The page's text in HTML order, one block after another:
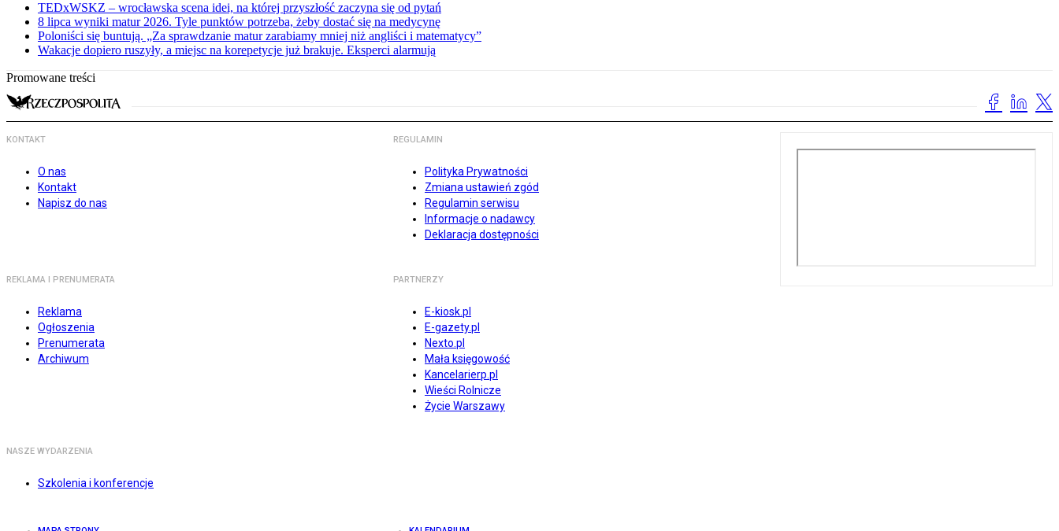
TEDxWSKZ – wrocławska scena idei, na której przyszłość zaczyna się od pytań
8 lipca wyniki matur 2026. Tyle punktów potrzeba, żeby dostać się na medycynę
Poloniści się buntują. „Za sprawdzanie matur zarabiamy mniej niż angliści i matematycy”
Wakacje dopiero ruszyły, a miejsc na korepetycje już brakuje. Eksperci alarmują
Promowane treści
KONTAKT
O nas
Kontakt
Napisz do nas
REGULAMIN
Polityka Prywatności
Zmiana ustawień zgód
Regulamin serwisu
Informacje o nadawcy
Deklaracja dostępności
REKLAMA I PRENUMERATA
Reklama
Ogłoszenia
Prenumerata
Archiwum
PARTNERZY
E-kiosk.pl
E-gazety.pl
Nexto.pl
Mała księgowość
Kancelarierp.pl
Wieści Rolnicze
Życie Warszawy
NASZE WYDARZENIA
Szkolenia i konferencje